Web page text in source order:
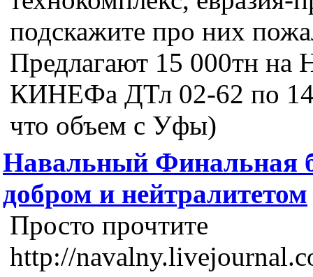
подскажите про них
Предлагают 15 000тн на
КИНЕФа ДТл 02-62 по 14
что объем с Уфы)
Навальный Финальная
добром и нейтралитетом
Просто прочтите
http://